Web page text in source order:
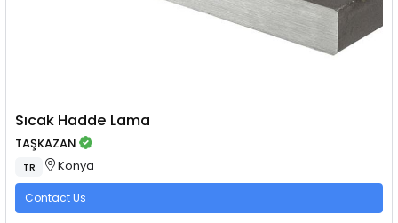
Sıcak Hadde Lama
TAŞKAZAN
TR Konya
Contact Us